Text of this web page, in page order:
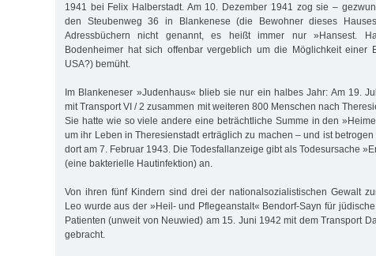
1941 bei Felix Halberstadt. Am 10. Dezember 1941 zog sie –
den Steubenweg 36 in Blankenese (die Bewohner dieses
Adressbüchern nicht genannt, es heißt immer nur »Hansest.
Bodenheimer hat sich offenbar vergeblich um die Möglichkeit einer
USA?) bemüht.
Im Blankeneser »Judenhaus« blieb sie nur ein halbes Jahr: Am 19.
mit Transport VI / 2 zusammen mit weiteren 800 Menschen nach
Sie hatte wie so viele andere eine beträchtliche Summe in den
um ihr Leben in Theresienstadt erträglich zu machen – und ist
dort am 7. Februar 1943. Die Todesfallanzeige gibt als Todesursache
(eine bakterielle Hautinfektion) an.
Von ihren fünf Kindern sind drei der nationalsozialistischen Gewalt
Leo wurde aus der »Heil- und Pflegeanstalt« Bendorf-Sayn für
Patienten (unweit von Neuwied) am 15. Juni 1942 mit dem Transport
gebracht.